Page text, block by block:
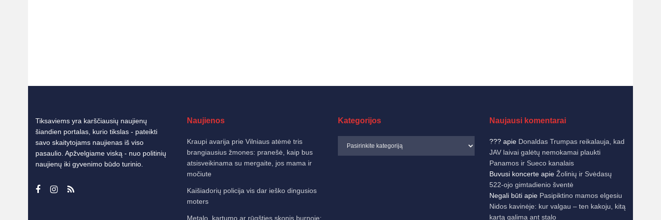
Tiksaviems yra karščiausių naujienų
šiandien portalas, kurio tikslas - pateikti
savo skaitytojams naujienas iš viso
pasaulio. Apžvelgiame viską - nuo politinių
naujienų iki gyvenimo būdo turinio.
Naujienos
Kraupi avarija prie Vilniaus atėmė tris
brangiausius žmones: pranešė, kaip bus
atsisveikinama su mergaite, jos mama ir
močiute
Kaišiadorių policija vis dar ieško dingusios
moters
Metalo, kartumo ar rūgšties skonis burnoje:
Kategorijos Naujausi komentarai
???apie Donaldas Trumpas reikalauja, kad
JAV laivai galėtų nemokamai plaukti
Panamos ir Sueco kanalais
Buvusi koncerteapie Žolinių ir Svėdasų
522-ojo gimtadienio šventė
Negali būtiapie Pasipiktino mamos elgesiu
Nidos kavinėje: kur valgau – ten kakoju, kitą
kartą galima ant stalo